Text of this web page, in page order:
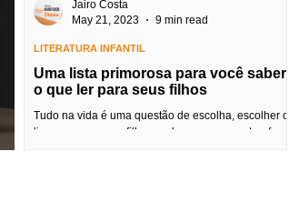
Uma lista primorosa para você saber
o que ler para seus filhos
Tudo na vida é uma questão de escolha, escolher os
livros para nossos filhos pode parecer uma tarefa
LITERATURA INFANTIL
Jairo Costa
May 21, 2023
9 min read